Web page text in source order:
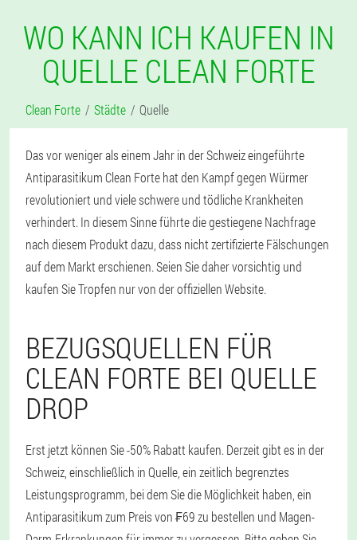
WO KANN ICH KAUFEN IN
QUELLE CLEAN FORTE
Clean Forte Städte Quelle
Das vor weniger als einem Jahr in der Schweiz eingeführte
Antiparasitikum Clean Forte hat den Kampf gegen Würmer
revolutioniert und viele schwere und tödliche Krankheiten
verhindert. In diesem Sinne führte die gestiegene Nachfrage
nach diesem Produkt dazu, dass nicht zertifizierte Fälschungen
auf dem Markt erschienen. Seien Sie daher vorsichtig und
kaufen Sie Tropfen nur von der offiziellen Website.
BEZUGSQUELLEN FÜR
CLEAN FORTE BEI QUELLE
DROP
Erst jetzt können Sie -50% Rabatt kaufen. Derzeit gibt es in der
Schweiz, einschließlich in Quelle, ein zeitlich begrenztes
Leistungsprogramm, bei dem Sie die Möglichkeit haben, ein
Antiparasitikum zum Preis von ₣69 zu bestellen und Magen-